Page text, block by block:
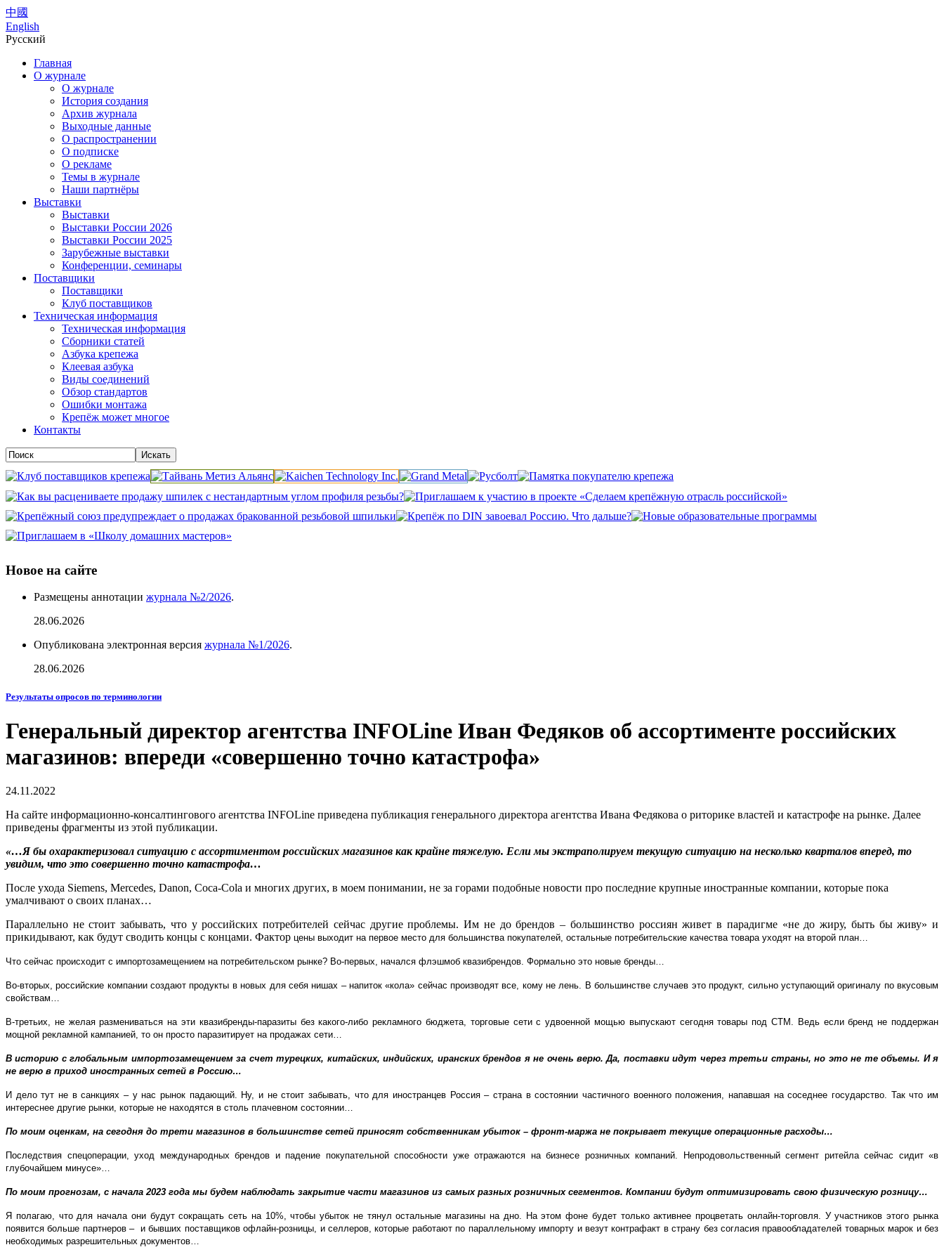
中國
English
Русский
Главная
О журнале
О журнале
История создания
Архив журнала
Выходные данные
О распространении
О подписке
О рекламе
Темы в журнале
Наши партнёры
Выставки
Выставки
Выставки России 2026
Выставки России 2025
Зарубежные выставки
Конференции, семинары
Поставщики
Поставщики
Клуб поставщиков
Техническая информация
Техническая информация
Сборники статей
Азбука крепежа
Клеевая азбука
Виды соединений
Обзор стандартов
Ошибки монтажа
Крепёж может многое
Контакты
Новое на сайте
Размещены аннотации журнала №2/2026.
28.06.2026
Опубликована электронная версия журнала №1/2026.
28.06.2026
Результаты опросов по терминологии
Генеральный директор агентства INFOLine Иван Федяков об ассортименте российских
магазинов: впереди «совершенно точно катастрофа»
24.11.2022
На сайте информационно-консалтингового агентства INFOLine приведена публикация генерального директора агентства Ивана Федякова о риторике властей и катастрофе на рынке. Далее
приведены фрагменты из этой публикации.
«…Я бы охарактеризовал ситуацию с ассортиментом российских магазинов как крайне тяжелую. Если мы экстраполируем текущую ситуацию на несколько кварталов вперед, то
увидим, что это совершенно точно катастрофа…
После ухода Siemens, Mercedes, Danon, Coca-Cola и многих других, в моем понимании, не за горами подобные новости про последние крупные иностранные компании, которые пока
умалчивают о своих планах…
Параллельно не стоит забывать, что у российских потребителей сейчас другие проблемы. Им не до брендов – большинство россиян живет в парадигме «не до жиру, быть бы живу» и
прикидывают, как будут сводить концы с концами. Фактор цены выходит на первое место для большинства покупателей, остальные потребительские качества товара уходят на второй план…
Что сейчас происходит с импортозамещением на потребительском рынке? Во-первых, начался флэшмоб квазибрендов. Формально это новые бренды…
Во-вторых, российские компании создают продукты в новых для себя нишах – напиток «кола» сейчас производят все, кому не лень. В большинстве случаев это продукт, сильно уступающий оригиналу по вкусовым
свойствам…
В-третьих, не желая размениваться на эти квазибренды-паразиты без какого-либо рекламного бюджета, торговые сети с удвоенной мощью выпускают сегодня товары под СТМ. Ведь если бренд не поддержан
мощной рекламной кампанией, то он просто паразитирует на продажах сети…
В историю с глобальным импортозамещением за счет турецких, китайских, индийских, иранских брендов я не очень верю. Да, поставки идут через третьи страны, но это не те объемы. И я
не верю в приход иностранных сетей в Россию…
И дело тут не в санкциях – у нас рынок падающий. Ну, и не стоит забывать, что для иностранцев Россия – страна в состоянии частичного военного положения, напавшая на соседнее государство. Так что им
интереснее другие рынки, которые не находятся в столь плачевном состоянии…
По моим оценкам, на сегодня до трети магазинов в большинстве сетей приносят собственникам убыток – фронт-маржа не покрывает текущие операционные расходы…
Последствия спецоперации, уход международных брендов и падение покупательной способности уже отражаются на бизнесе розничных компаний. Непродовольственный сегмент ритейла сейчас сидит «в
глубочайшем минусе»…
По моим прогнозам, с начала 2023 года мы будем наблюдать закрытие части магазинов из самых разных розничных сегментов. Компании будут оптимизировать свою физическую розницу…
Я полагаю, что для начала они будут сокращать сеть на 10%, чтобы убыток не тянул остальные магазины на дно. На этом фоне будет только активнее процветать онлайн-торговля. У участников этого рынка
появится больше партнеров – и бывших поставщиков офлайн-розницы, и селлеров, которые работают по параллельному импорту и везут контрафакт в страну без согласия правообладателей товарных марок и без
необходимых разрешительных документов…